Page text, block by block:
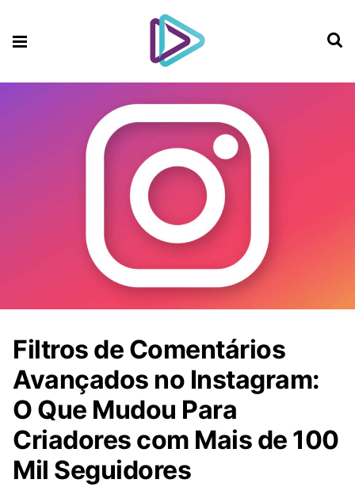
Filtros de Comentários
Avançados no Instagram:
O Que Mudou Para
Criadores com Mais de 100
Mil Seguidores